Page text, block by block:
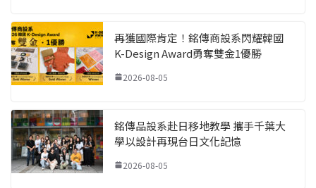
再獲國際肯定！銘傳商設系閃耀韓國
K-Design Award勇奪雙金1優勝
2026-08-05
銘傳品設系赴日移地教學 攜手千葉大
學以設計再現台日文化記憶
2026-08-05